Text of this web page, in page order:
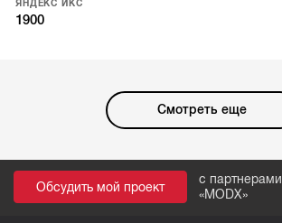
ЯНДЕКС ИКС
1900
Смотреть еще
Обсудить мой проект
с партнерами
«MODX»